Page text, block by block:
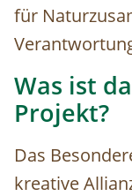
für
Was ist
Projekt?
Das
kreative